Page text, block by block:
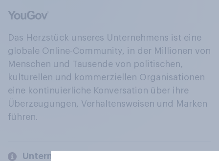
Das Herzstück unseres Unternehmens ist eine
globale Online-Community, in der Millionen von
Menschen und Tausende von politischen,
kulturellen und kommerziellen Organisationen
eine kontinuierliche Konversation über ihre
Überzeugungen, Verhaltensweisen und Marken
führen.
Unternehmen